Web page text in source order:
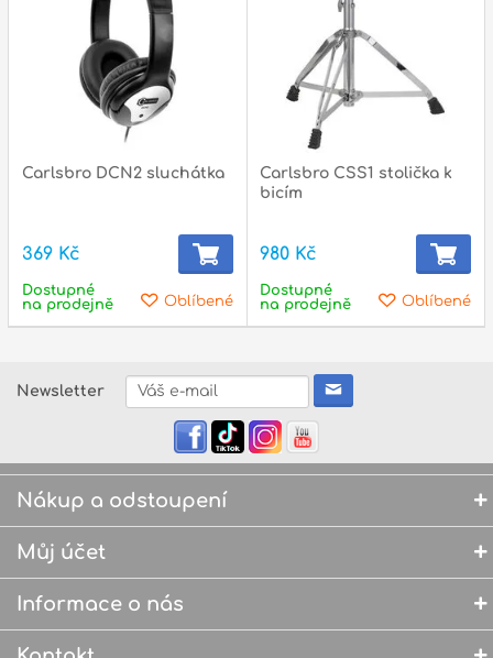
Carlsbro DCN2 sluchátka
369 Kč
Oblíbené
Dostupné
na prodejně
Carlsbro CSS1 stolička k
bicím
980 Kč
Oblíbené
Dostupné
na prodejně
Newsletter
Nákup a odstoupení
Můj účet
Informace o nás